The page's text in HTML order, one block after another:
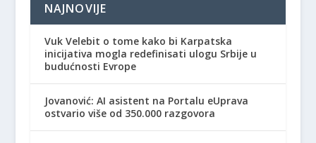
NAJNOVIJE
Vuk Velebit o tome kako bi Karpatska
inicijativa mogla redefinisati ulogu Srbije u
budućnosti Evrope
Jovanović: AI asistent na Portalu eUprava
ostvario više od 350.000 razgovora